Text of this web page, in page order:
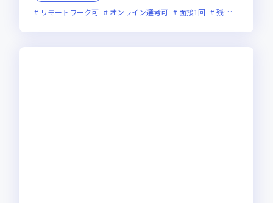
リモートワーク可
オンライン選考可 面接1回 残業月20時間未満